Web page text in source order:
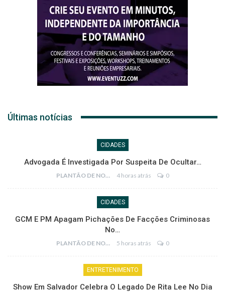
Últimas notícias
CIDADES
Advogada É Investigada Por Suspeita De Ocultar…
PLANTÃO DE NOTÍCIAS 4 horas atrás 0
CIDADES
GCM E PM Apagam Pichações De Facções Criminosas
No…
PLANTÃO DE NOTÍCIAS 5 horas atrás 0
ENTRETENIMENTO
Show Em Salvador Celebra O Legado De Rita Lee No Dia